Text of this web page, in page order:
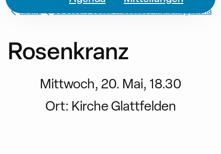
Kirche St. Josef / Judas Thaddäus / Maria Magdalena
Rosenkranz
Mittwoch, 20. Mai, 18.30
Ort: Kirche Glattfelden